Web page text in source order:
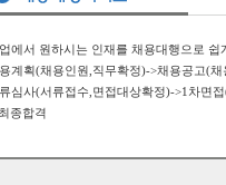
에서 원하시는 인재를 채용대행으로 쉽
계획(채용인원,직무확정)->채용공고(
심사(서류접수,면접대상확정)->1차면
종합격